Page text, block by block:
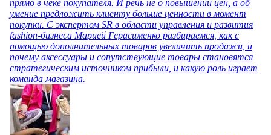
прямо в чеке покупателя. И речь не о повышении цен, а об
умение предложить клиенту больше ценности в момент
покупки. С экспертом SR в области управления и развития
fashion-бизнеса Марией Герасименко разбираемся, как с
помощью дополнительных товаров увеличить продажи, и
почему аксессуары и сопутствующие товары становятся
стратегическим источником прибыли, и какую роль играет
команда магазина.